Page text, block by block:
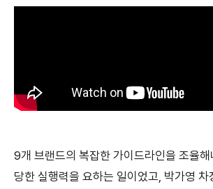
9개 브랜드의 복잡한 가이드라인을 조율
당한 실행력을 요하는 일이었고, 박가영